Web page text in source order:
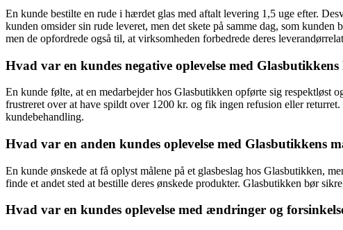
En kunde bestilte en rude i hærdet glas med aftalt levering 1,5 uge efter.
kunden omsider sin rude leveret, men det skete på samme dag, som
men de opfordrede også til, at virksomheden forbedrede deres
Hvad var en kundes negative oplevelse med Glasbutikkens
En kunde følte, at en medarbejder hos Glasbutikken opførte sig respektløst
frustreret over at have spildt over 1200 kr. og fik ingen refusion eller
kundebehandling.
Hvad var en anden kundes oplevelse med Glasbutikkens
En kunde ønskede at få oplyst målene på et glasbeslag hos Glasbutikken,
finde et andet sted at bestille deres ønskede produkter. Glasbutikken bør
Hvad var en kundes oplevelse med ændringer og